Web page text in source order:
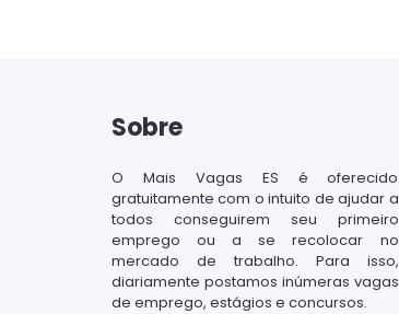
Sobre
O Mais Vagas ES é oferecido
gratuitamente com o intuito de ajudar a
todos conseguirem seu primeiro
emprego ou a se recolocar no
mercado de trabalho. Para isso,
diariamente postamos inúmeras vagas
de emprego, estágios e concursos.